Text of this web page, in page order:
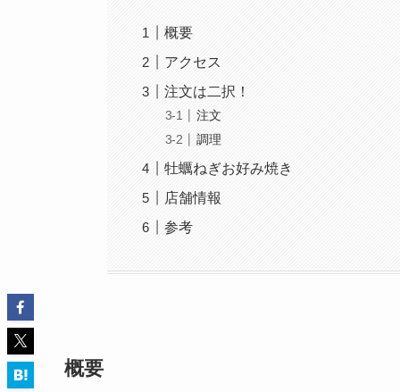
概要
アクセス
注文は二択！
注文
調理
牡蠣ねぎお好み焼き
店舗情報
参考
概要